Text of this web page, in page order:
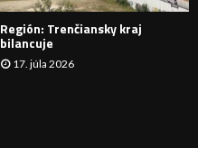
E
Región: Trenčiansky kraj
bilancuje
17. júla 2026